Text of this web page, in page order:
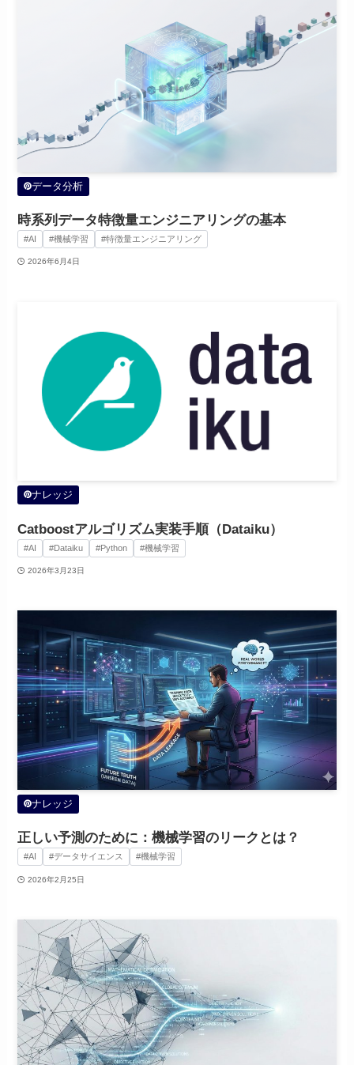
データ分析
時系列データ特徴量エンジニアリングの基本
#AI #機械学習 #特徴量エンジニアリング
2026年6月4日
ナレッジ
Catboostアルゴリズム実装手順（Dataiku）
#AI #Dataiku #Python #機械学習
2026年3月23日
ナレッジ
正しい予測のために：機械学習のリークとは？
#AI #データサイエンス #機械学習
2026年2月25日